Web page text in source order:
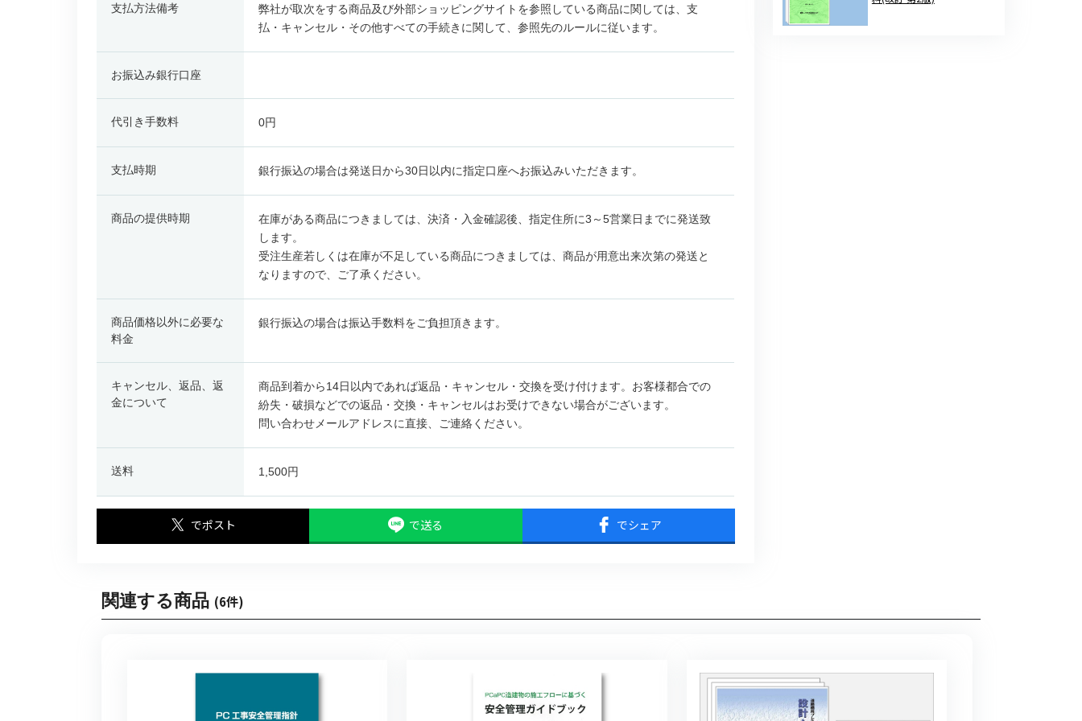
支払方法備考
弊社が取次をする商品及び外部ショッピングサイトを参照している商品に関しては、支
払・キャンセル・その他すべての手続きに関して、参照先のルールに従います。
お振込み銀行口座
代引き手数料 0円
支払時期 銀行振込の場合は発送日から30日以内に指定口座へお振込みいただきます。
商品の提供時期
在庫がある商品につきましては、決済・入金確認後、指定住所に3～5営業日までに発送致
します。
受注生産若しくは在庫が不足している商品につきましては、商品が用意出来次第の発送と
なりますので、ご了承ください。
商品価格以外に必要な
料金
銀行振込の場合は振込手数料をご負担頂きます。
キャンセル、返品、返
金について
商品到着から14日以内であれば返品・キャンセル・交換を受け付けます。お客様都合での
紛失・破損などでの返品・交換・キャンセルはお受けできない場合がございます。
問い合わせメールアドレスに直接、ご連絡ください。
送料 1,500円
でポスト で送る でシェア
関連する商品 (6件)